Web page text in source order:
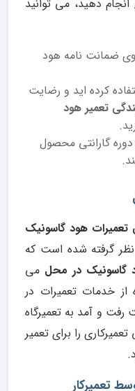
دهید، می توانید
ضمانت نامه هود
کرده اید و رضایت
تعمیر هود
گارانتی محصول
تعمیرات هود گاسونیک
گرفته شده است که
گاسونیک در محل می
از خدمات تعمیرات در
و آمد به تعمیرگاه
را برای تعمیر
تعمیرکار